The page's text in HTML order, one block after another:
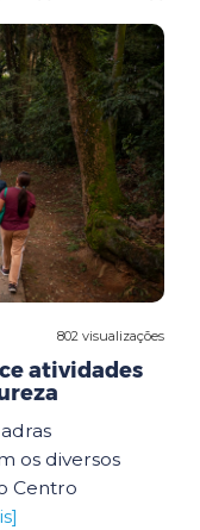
802 visualizações
atividades
os diversos
Centro